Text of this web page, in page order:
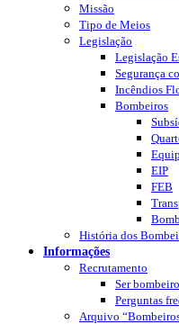
Missão
Tipo de Meios
Legislação
Legislação
Segurança
Incêndios
Bombeiros
EIP
FEB
História dos
Informações
Recrutamento
Ser bombeiro
Perguntas
Arquivo